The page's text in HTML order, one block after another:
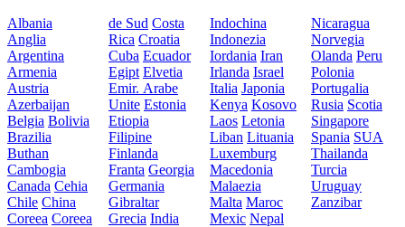
Albania
Anglia
Argentina
Armenia
Austria
Azerbaijan
Belgia Bolivia
Brazilia
Buthan
Cambogia
Canada Cehia
Chile China
Coreea Coreea
de Sud Costa
Rica Croatia
Cuba Ecuador
Egipt Elvetia
Emir. Arabe
Unite Estonia
Etiopia
Filipine
Finlanda
Franta Georgia
Germania
Gibraltar
Grecia India
Indochina
Indonezia
Iordania Iran
Irlanda Israel
Italia Japonia
Kenya Kosovo
Laos Letonia
Liban Lituania
Luxemburg
Macedonia
Malaezia
Malta Maroc
Mexic Nepal
Nicaragua
Norvegia
Olanda Peru
Polonia
Portugalia
Rusia Scotia
Singapore
Spania SUA
Thailanda
Turcia
Uruguay
Zanzibar